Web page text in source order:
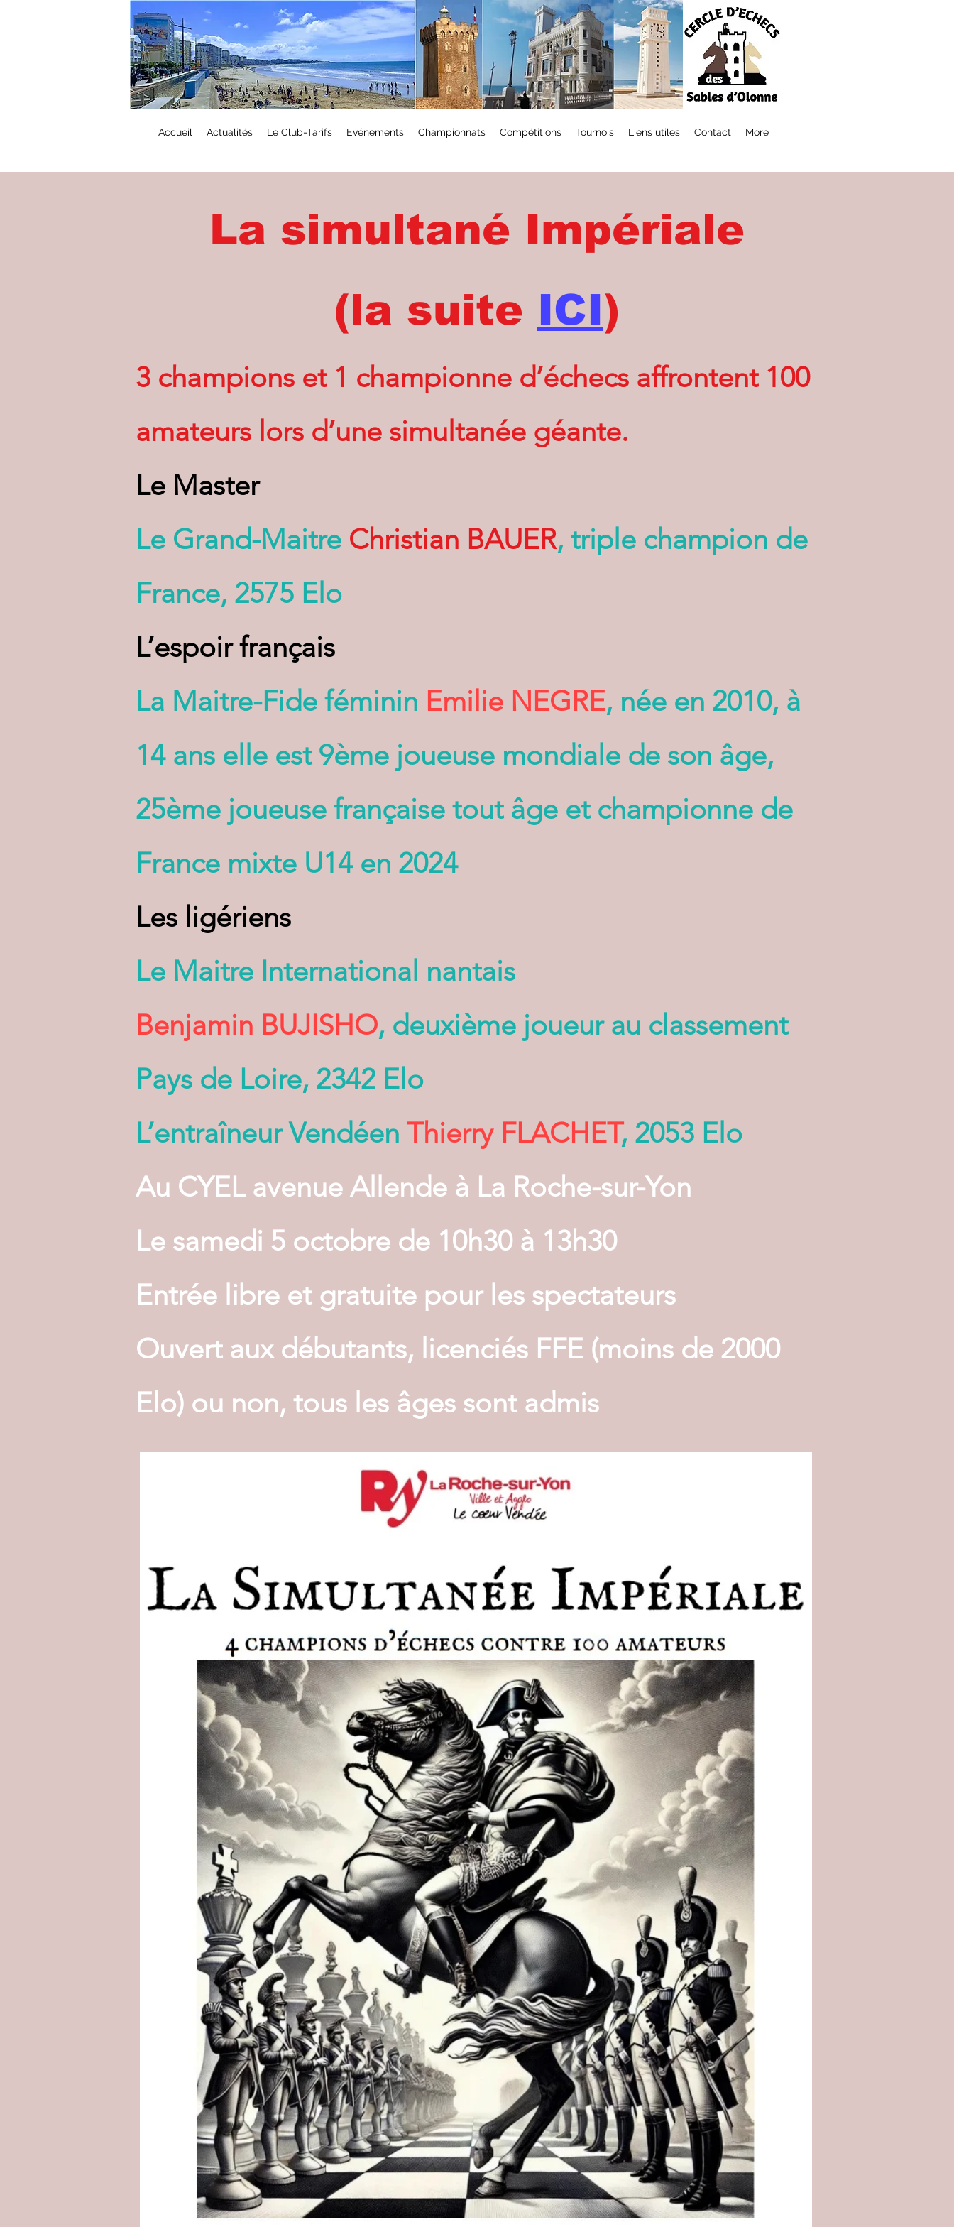
Accueil Actualités Le Club-Tarifs Evénements Championnats Compétitions Tournois Liens utiles Contact More
La simultané Impériale
(la suite ICI)
3 champions et 1 championne d’échecs affrontent 100
amateurs lors d’une simultanée géante.
Le Master
Le Grand-Maitre Christian BAUER, triple champion de
France, 2575 Elo
L’espoir français
La Maitre-Fide féminin Emilie NEGRE, née en 2010, à
14 ans elle est 9ème joueuse mondiale de son âge,
25ème joueuse française tout âge et championne de
France mixte U14 en 2024
Les ligériens
Le Maitre International nantais
Benjamin BUJISHO, deuxième joueur au classement
Pays de Loire, 2342 Elo
L’entraîneur Vendéen Thierry FLACHET, 2053 Elo
Au CYEL avenue Allende à La Roche-sur-Yon
Le samedi 5 octobre de 10h30 à 13h30
Entrée libre et gratuite pour les spectateurs
Ouvert aux débutants, licenciés FFE (moins de 2000
Elo) ou non, tous les âges sont admis